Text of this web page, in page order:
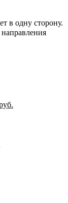
в одну сторону.